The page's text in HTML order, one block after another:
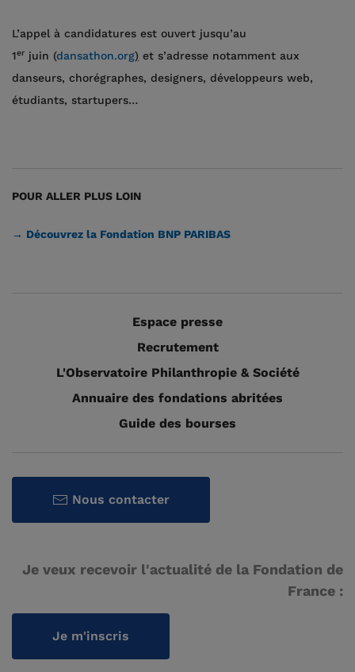
L’appel à candidatures est ouvert jusqu’au
1er juin (dansathon.org) et s’adresse notamment aux
danseurs, chorégraphes, designers, développeurs web,
étudiants, startupers…
POUR ALLER PLUS LOIN
→ Découvrez la Fondation BNP PARIBAS
Espace presse
Recrutement
L'Observatoire Philanthropie & Société
Annuaire des fondations abritées
Guide des bourses
Nous contacter
Je veux recevoir l'actualité de la Fondation de
France :
Je m'inscris